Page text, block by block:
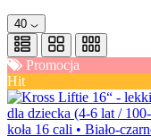
40
Promocja
Hit